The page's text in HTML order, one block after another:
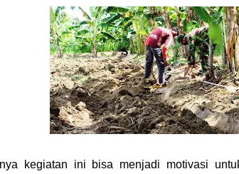
kegiatan ini bisa menjadi motivasi